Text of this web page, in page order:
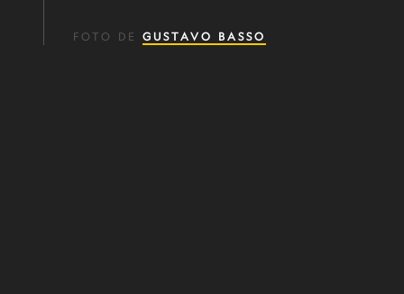
FOTO DE GUSTAVO BASSO